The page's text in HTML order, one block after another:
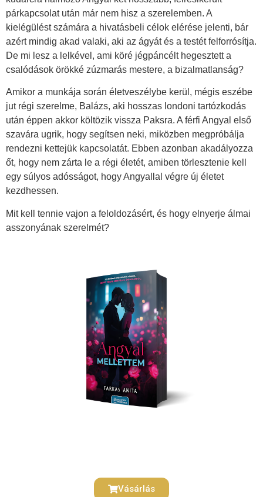
párkapcsolat után már nem hisz a szerelemben. A
kielégülést számára a hivatásbeli célok elérése jelenti, bár
azért mindig akad valaki, aki az ágyát és a testét felforrósítja.
De mi lesz a lelkével, ami köré jégpáncélt hegesztett a
csalódások örökké zúzmarás mestere, a bizalmatlanság?
Amikor a munkája során életveszélybe kerül, mégis eszébe
jut régi szerelme, Balázs, aki hosszas londoni tartózkodás
után éppen akkor költözik vissza Paksra. A férfi Angyal első
szavára ugrik, hogy segítsen neki, miközben megpróbálja
rendezni kettejük kapcsolatát. Ebben azonban akadályozza
őt, hogy nem zárta le a régi életét, amiben törlesztenie kell
egy súlyos adósságot, hogy Angyallal végre új életet
kezdhessen.
Mit kell tennie vajon a feloldozásért, és hogy elnyerje álmai
asszonyának szerelmét?
Vásárlás